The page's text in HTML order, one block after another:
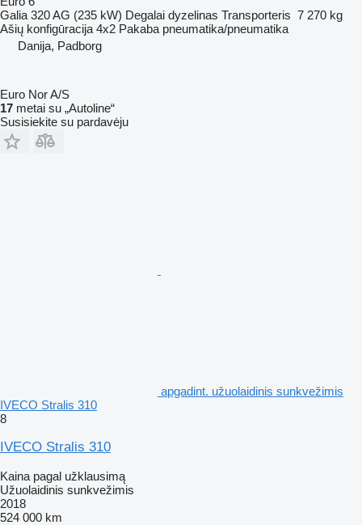
Galia 320 AG (235 kW) Degalai dyzelinas Transporteris 7 270 kg
Ašių konfigūracija 4x2 Pakaba pneumatika/pneumatika
Danija, Padborg
Euro Nor A/S
17 metai su „Autoline“
Susisiekite su pardavėju
apgadint. užuolaidinis sunkvežimis
IVECO Stralis 310
8
IVECO Stralis 310
Kaina pagal užklausimą
Užuolaidinis sunkvežimis
2018
524 000 km